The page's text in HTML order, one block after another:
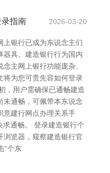
指南 2026-03-20
上银行已成为东说念主们
器具。建造银行行为国内
主网上银行功能庞杂、
将为您可贵先容如何登录
，用户需确保已通畅建造
未通畅，可佩带本东说念
意建行网点办理关系手
通畅。 登录建造银行个
浏览器，窥察建造银行官
“个东